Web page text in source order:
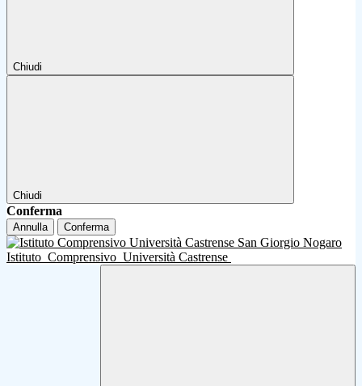
Chiudi
Chiudi
Conferma
Annulla Conferma
Istituto Comprensivo Università Castrense